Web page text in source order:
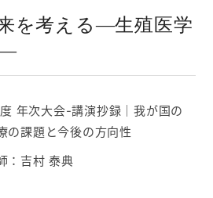
を考える―生殖医学
―
年次大会-講演抄録 ｜我が国の
の課題と今後の方向性
：吉村 泰典